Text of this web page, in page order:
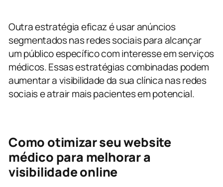
Outra estratégia eficaz é usar anúncios
segmentados nas redes sociais para alcançar
um público específico com interesse em serviços
médicos. Essas estratégias combinadas podem
aumentar a visibilidade da sua clínica nas redes
sociais e atrair mais pacientes em potencial.
Como otimizar seu website
médico para melhorar a
visibilidade online